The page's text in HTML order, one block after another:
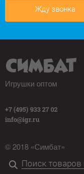
Жду звонка
Игрушки оптом
+7 (495) 933 27 02
info@igr.ru
© 2018 «Симбат»